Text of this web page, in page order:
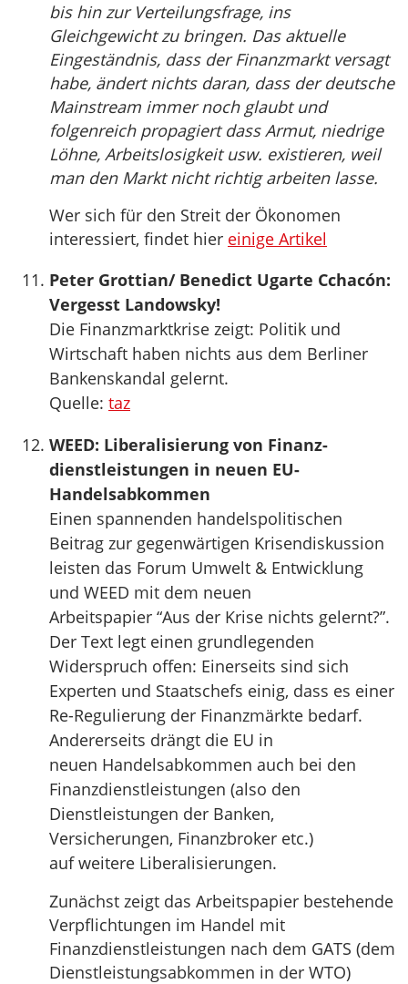
bis hin zur Verteilungsfrage, ins
Gleichgewicht zu bringen. Das aktuelle
Eingeständnis, dass der Finanzmarkt versagt
habe, ändert nichts daran, dass der deutsche
Mainstream immer noch glaubt und
folgenreich propagiert dass Armut, niedrige
Löhne, Arbeitslosigkeit usw. existieren, weil
man den Markt nicht richtig arbeiten lasse.
Wer sich für den Streit der Ökonomen
interessiert, findet hier einige Artikel
Peter Grottian/ Benedict Ugarte Cchacón:
Vergesst Landowsky!
Die Finanzmarktkrise zeigt: Politik und
Wirtschaft haben nichts aus dem Berliner
Bankenskandal gelernt.
Quelle: taz
WEED: Liberalisierung von Finanz­
dienstleistungen in neuen EU-
Handelsabkommen
Einen spannenden handelspolitischen
Beitrag zur gegenwärtigen Krisendiskussion
leisten das Forum Umwelt & Entwicklung
und WEED mit dem neuen
Arbeitspapier “Aus der Krise nichts gelernt?”.
Der Text legt einen grundlegenden
Widerspruch offen: Einerseits sind sich
Experten und Staatschefs einig, dass es einer
Re-Regulierung der Finanzmärkte bedarf.
Andererseits drängt die EU in
neuen Handelsabkommen auch bei den
Finanzdienstleistungen (also den
Dienstleistungen der Banken,
Versicherungen, Finanzbroker etc.)
auf weitere Liberalisierungen.
Zunächst zeigt das Arbeitspapier bestehende
Verpflichtungen im Handel mit
Finanzdienstleistungen nach dem GATS (dem
Dienstleistungsabkommen in der WTO)